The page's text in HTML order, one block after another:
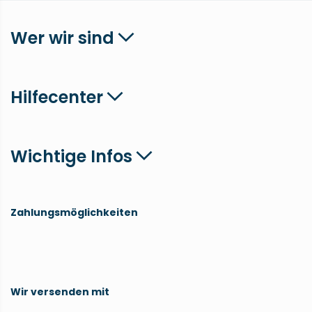
Wer wir sind
Hilfecenter
Wichtige Infos
Zahlungsmöglichkeiten
Wir versenden mit